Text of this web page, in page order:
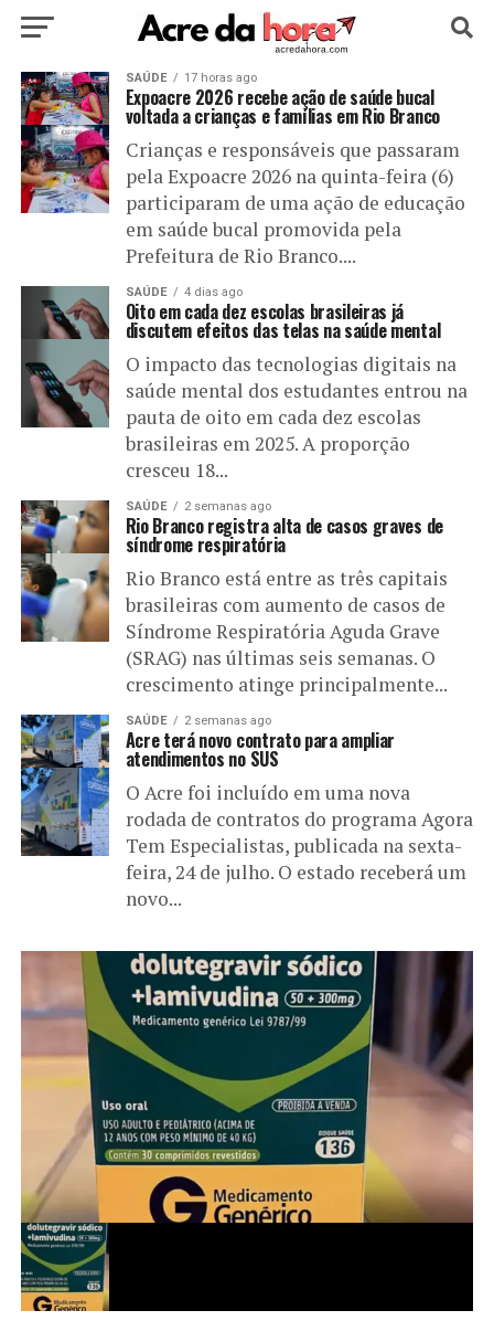
HOME POLÍTICA CULTURA
EDUCAÇÃO MUNDO
SAÚDE 17 horas ago
Expoacre 2026 recebe ação de saúde bucal
voltada a crianças e famílias em Rio Branco
Crianças e responsáveis que passaram
pela Expoacre 2026 na quinta-feira (6)
participaram de uma ação de educação
em saúde bucal promovida pela
Prefeitura de Rio Branco....
SAÚDE 4 dias ago
Oito em cada dez escolas brasileiras já
discutem efeitos das telas na saúde mental
O impacto das tecnologias digitais na
saúde mental dos estudantes entrou na
pauta de oito em cada dez escolas
brasileiras em 2025. A proporção
cresceu 18...
SAÚDE 2 semanas ago
Rio Branco registra alta de casos graves de
síndrome respiratória
Rio Branco está entre as três capitais
brasileiras com aumento de casos de
Síndrome Respiratória Aguda Grave
(SRAG) nas últimas seis semanas. O
crescimento atinge principalmente...
SAÚDE 2 semanas ago
Acre terá novo contrato para ampliar
atendimentos no SUS
O Acre foi incluído em uma nova
rodada de contratos do programa Agora
Tem Especialistas, publicada na sexta-
feira, 24 de julho. O estado receberá um
novo...